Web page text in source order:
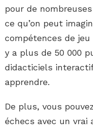
pour de
ce qu’on peut
compétences de
y a plus de 50 000
didacticiels
apprendre.
De plus, vous
échecs avec un vrai